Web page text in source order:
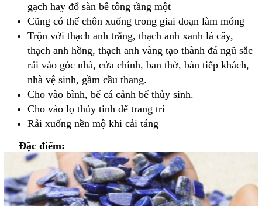
gạch hay đổ sàn bê tông tầng một
Cũng có thế chôn xuống trong giai đoạn làm móng
Trộn với thạch anh trắng, thạch anh xanh lá cây,
thạch anh hồng, thạch anh vàng tạo thành đá ngũ sắc
rải vào góc nhà, cửa chính, ban thờ, bàn tiếp khách,
nhà vệ sinh, gầm cầu thang.
Cho vào bình, bể cá cảnh bể thủy sinh.
Cho vào lọ thủy tinh để trang trí
Rải xuống nền mộ khi cải táng
Đặc điểm: